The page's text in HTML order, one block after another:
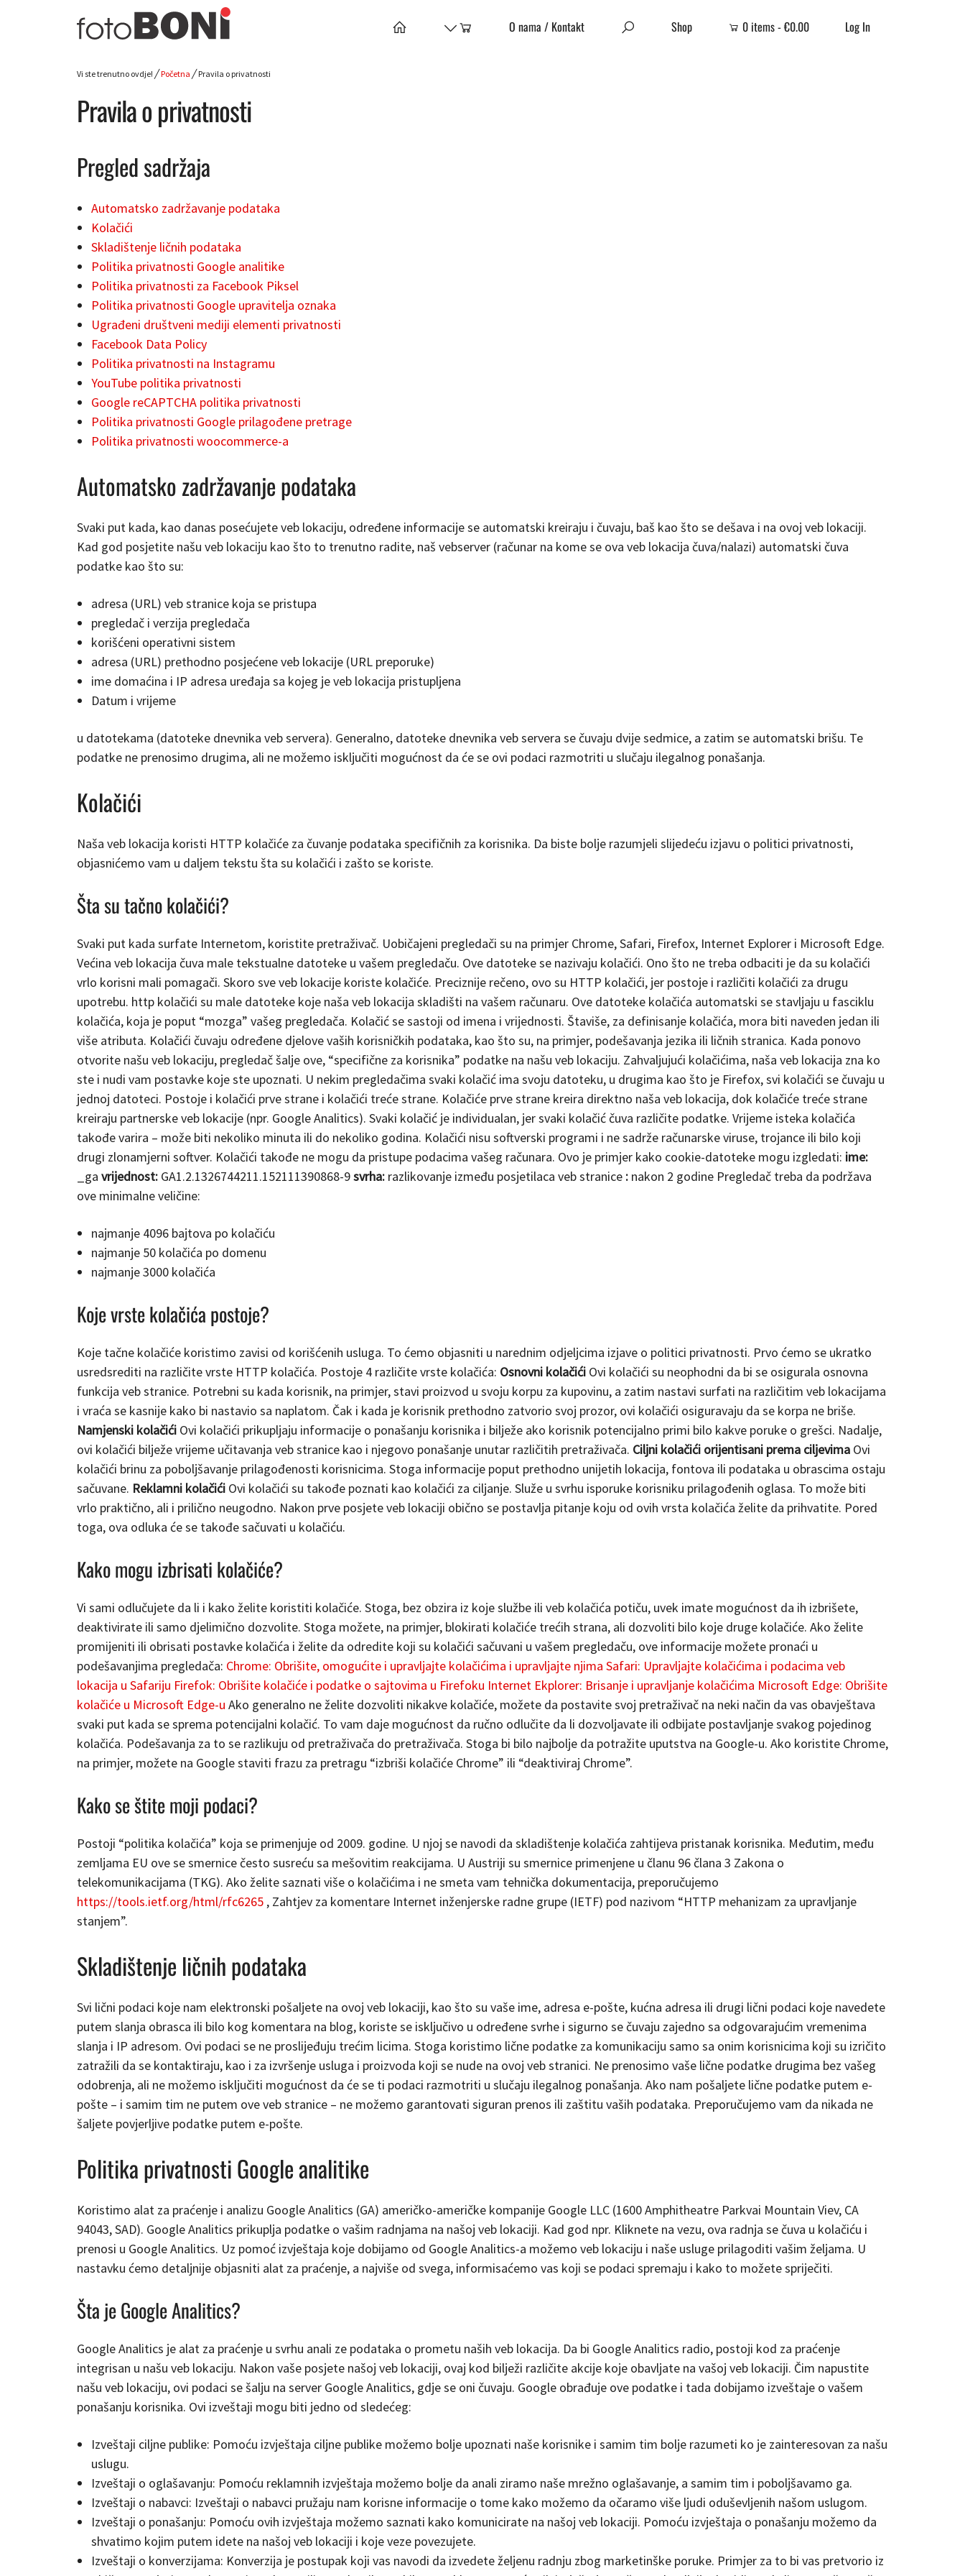
O nama / Kontakt Shop 0 items -€0.00 Log In
Vi ste trenutno ovdje! ╱Početna ╱ Pravila o privatnosti
Pravila o privatnosti
Pregled sadržaja
Automatsko zadržavanje podataka
Kolačići
Skladištenje ličnih podataka
Politika privatnosti Google analitike
Politika privatnosti za Facebook Piksel
Politika privatnosti Google upravitelja oznaka
Ugrađeni društveni mediji elementi privatnosti
Facebook Data Policy
Politika privatnosti na Instagramu
YouTube politika privatnosti
Google reCAPTCHA politika privatnosti
Politika privatnosti Google prilagođene pretrage
Politika privatnosti woocommerce-a
Automatsko zadržavanje podataka
Svaki put kada, kao danas posećujete veb lokaciju, određene informacije se automatski kreiraju i čuvaju, baš kao što se dešava i na ovoj veb lokaciji.
Kad god posjetite našu veb lokaciju kao što to trenutno radite, naš vebserver (računar na kome se ova veb lokacija čuva/nalazi) automatski čuva
podatke kao što su:
adresa (URL) veb stranice koja se pristupa
pregledač i verzija pregledača
korišćeni operativni sistem
adresa (URL) prethodno posjećene veb lokacije (URL preporuke)
ime domaćina i IP adresa uređaja sa kojeg je veb lokacija pristupljena
Datum i vrijeme
u datotekama (datoteke dnevnika veb servera). Generalno, datoteke dnevnika veb servera se čuvaju dvije sedmice, a zatim se automatski brišu. Te
podatke ne prenosimo drugima, ali ne možemo isključiti mogućnost da će se ovi podaci razmotriti u slučaju ilegalnog ponašanja.
Kolačići
Naša veb lokacija koristi HTTP kolačiće za čuvanje podataka specifičnih za korisnika. Da biste bolje razumjeli slijedeću izjavu o politici privatnosti,
objasnićemo vam u daljem tekstu šta su kolačići i zašto se koriste.
Šta su tačno kolačići?
Svaki put kada surfate Internetom, koristite pretraživač. Uobičajeni pregledači su na primjer Chrome, Safari, Firefox, Internet Explorer i Microsoft Edge.
Većina veb lokacija čuva male tekstualne datoteke u vašem pregledaču. Ove datoteke se nazivaju kolačići. Ono što ne treba odbaciti je da su kolačići
vrlo korisni mali pomagači. Skoro sve veb lokacije koriste kolačiće. Preciznije rečeno, ovo su HTTP kolačići, jer postoje i različiti kolačići za drugu
upotrebu. http kolačići su male datoteke koje naša veb lokacija skladišti na vašem računaru. Ove datoteke kolačića automatski se stavljaju u fasciklu
kolačića, koja je poput “mozga” vašeg pregledača. Kolačić se sastoji od imena i vrijednosti. Štaviše, za definisanje kolačića, mora biti naveden jedan ili
više atributa. Kolačići čuvaju određene djelove vaših korisničkih podataka, kao što su, na primjer, podešavanja jezika ili ličnih stranica. Kada ponovo
otvorite našu veb lokaciju, pregledač šalje ove, “specifične za korisnika” podatke na našu veb lokaciju. Zahvaljujući kolačićima, naša veb lokacija zna ko
ste i nudi vam postavke koje ste upoznati. U nekim pregledačima svaki kolačić ima svoju datoteku, u drugima kao što je Firefox, svi kolačići se čuvaju u
jednoj datoteci. Postoje i kolačići prve strane i kolačići treće strane. Kolačiće prve strane kreira direktno naša veb lokacija, dok kolačiće treće strane
kreiraju partnerske veb lokacije (npr. Google Analitics). Svaki kolačić je individualan, jer svaki kolačić čuva različite podatke. Vrijeme isteka kolačića
takođe varira – može biti nekoliko minuta ili do nekoliko godina. Kolačići nisu softverski programi i ne sadrže računarske viruse, trojance ili bilo koji
drugi zlonamjerni softver. Kolačići takođe ne mogu da pristupe podacima vašeg računara. Ovo je primjer kako cookie-datoteke mogu izgledati: ime:
_ga vrijednost: GA1.2.1326744211.152111390868-9svrha: razlikovanje između posjetilaca veb stranice : nakon 2 godine Pregledač treba da podržava
ove minimalne veličine:
najmanje 4096 bajtova po kolačiću
najmanje 50 kolačića po domenu
najmanje 3000 kolačića
Koje vrste kolačića postoje?
Koje tačne kolačiće koristimo zavisi od korišćenih usluga. To ćemo objasniti u narednim odjeljcima izjave o politici privatnosti. Prvo ćemo se ukratko
usredsrediti na različite vrste HTTP kolačića. Postoje 4 različite vrste kolačića: Osnovni kolačići Ovi kolačići su neophodni da bi se osigurala osnovna
funkcija veb stranice. Potrebni su kada korisnik, na primjer, stavi proizvod u svoju korpu za kupovinu, a zatim nastavi surfati na različitim veb lokacijama
i vraća se kasnije kako bi nastavio sa naplatom. Čak i kada je korisnik prethodno zatvorio svoj prozor, ovi kolačići osiguravaju da se korpa ne briše.
Namjenski kolačići Ovi kolačići prikupljaju informacije o ponašanju korisnika i bilježe ako korisnik potencijalno primi bilo kakve poruke o grešci. Nadalje,
ovi kolačići bilježe vrijeme učitavanja veb stranice kao i njegovo ponašanje unutar različitih pretraživača. Ciljni kolačići orijentisani prema ciljevima Ovi
kolačići brinu za poboljšavanje prilagođenosti korisnicima. Stoga informacije poput prethodno unijetih lokacija, fontova ili podataka u obrascima ostaju
sačuvane. Reklamni kolačići Ovi kolačići su takođe poznati kao kolačići za ciljanje. Služe u svrhu isporuke korisniku prilagođenih oglasa. To može biti
vrlo praktično, ali i prilično neugodno. Nakon prve posjete veb lokaciji obično se postavlja pitanje koju od ovih vrsta kolačića želite da prihvatite. Pored
toga, ova odluka će se takođe sačuvati u kolačiću.
Kako mogu izbrisati kolačiće?
Vi sami odlučujete da li i kako želite koristiti kolačiće. Stoga, bez obzira iz koje službe ili veb kolačića potiču, uvek imate mogućnost da ih izbrišete,
deaktivirate ili samo djelimično dozvolite. Stoga možete, na primjer, blokirati kolačiće trećih strana, ali dozvoliti bilo koje druge kolačiće. Ako želite
promijeniti ili obrisati postavke kolačića i želite da odredite koji su kolačići sačuvani u vašem pregledaču, ove informacije možete pronaći u
podešavanjima pregledača: Chrome: Obrišite, omogućite i upravljajte kolačićima i upravljajte njima Safari: Upravljajte kolačićima i podacima veb
lokacija u Safariju Firefok: Obrišite kolačiće i podatke o sajtovima u Firefoku Internet Ekplorer: Brisanje i upravljanje kolačićima Microsoft Edge: Obrišite
kolačiće u Microsoft Edge-u Ako generalno ne želite dozvoliti nikakve kolačiće, možete da postavite svoj pretraživač na neki način da vas obavještava
svaki put kada se sprema potencijalni kolačić. To vam daje mogućnost da ručno odlučite da li dozvoljavate ili odbijate postavljanje svakog pojedinog
kolačića. Podešavanja za to se razlikuju od pretraživača do pretraživača. Stoga bi bilo najbolje da potražite uputstva na Google-u. Ako koristite Chrome,
na primjer, možete na Google staviti frazu za pretragu “izbriši kolačiće Chrome” ili “deaktiviraj Chrome”.
Kako se štite moji podaci?
Postoji “politika kolačića” koja se primenjuje od 2009. godine. U njoj se navodi da skladištenje kolačića zahtijeva pristanak korisnika. Međutim, među
zemljama EU ove se smernice često susreću sa mešovitim reakcijama. U Austriji su smernice primenjene u članu 96 člana 3 Zakona o
telekomunikacijama (TKG). Ako želite saznati više o kolačićima i ne smeta vam tehnička dokumentacija, preporučujemo
https://tools.ietf.org/html/rfc6265 , Zahtjev za komentare Internet inženjerske radne grupe (IETF) pod nazivom “HTTP mehanizam za upravljanje
stanjem”.
Skladištenje ličnih podataka
Svi lični podaci koje nam elektronski pošaljete na ovoj veb lokaciji, kao što su vaše ime, adresa e-pošte, kućna adresa ili drugi lični podaci koje navedete
putem slanja obrasca ili bilo kog komentara na blog, koriste se isključivo u određene svrhe i sigurno se čuvaju zajedno sa odgovarajućim vremenima
slanja i IP adresom. Ovi podaci se ne proslijeđuju trećim licima. Stoga koristimo lične podatke za komunikaciju samo sa onim korisnicima koji su izričito
zatražili da se kontaktiraju, kao i za izvršenje usluga i proizvoda koji se nude na ovoj veb stranici. Ne prenosimo vaše lične podatke drugima bez vašeg
odobrenja, ali ne možemo isključiti mogućnost da će se ti podaci razmotriti u slučaju ilegalnog ponašanja. Ako nam pošaljete lične podatke putem e-
pošte – i samim tim ne putem ove veb stranice – ne možemo garantovati siguran prenos ili zaštitu vaših podataka. Preporučujemo vam da nikada ne
šaljete povjerljive podatke putem e-pošte.
Politika privatnosti Google analitike
Koristimo alat za praćenje i analizu Google Analitics (GA) američko-američke kompanije Google LLC (1600 Amphitheatre Parkvai Mountain Viev, CA
94043, SAD). Google Analitics prikuplja podatke o vašim radnjama na našoj veb lokaciji. Kad god npr. Kliknete na vezu, ova radnja se čuva u kolačiću i
prenosi u Google Analitics. Uz pomoć izvještaja koje dobijamo od Google Analitics-a možemo veb lokaciju i naše usluge prilagoditi vašim željama. U
nastavku ćemo detaljnije objasniti alat za praćenje, a najviše od svega, informisaćemo vas koji se podaci spremaju i kako to možete spriječiti.
Šta je Google Analitics?
Google Analitics je alat za praćenje u svrhu anali ze podataka o prometu naših veb lokacija. Da bi Google Analitics radio, postoji kod za praćenje
integrisan u našu veb lokaciju. Nakon vaše posjete našoj veb lokaciji, ovaj kod bilježi različite akcije koje obavljate na vašoj veb lokaciji. Čim napustite
našu veb lokaciju, ovi podaci se šalju na server Google Analitics, gdje se oni čuvaju. Google obrađuje ove podatke i tada dobijamo izveštaje o vašem
ponašanju korisnika. Ovi izveštaji mogu biti jedno od sledećeg:
Izveštaji ciljne publike: Pomoću izvještaja ciljne publike možemo bolje upoznati naše korisnike i samim tim bolje razumeti ko je zainteresovan za našu
uslugu.
Izveštaji o oglašavanju: Pomoću reklamnih izvještaja možemo bolje da anali ziramo naše mrežno oglašavanje, a samim tim i poboljšavamo ga.
Izveštaji o nabavci: Izveštaji o nabavci pružaju nam korisne informacije o tome kako možemo da očaramo više ljudi oduševljenih našom uslugom.
Izveštaji o ponašanju: Pomoću ovih izvještaja možemo saznati kako komunicirate na našoj veb lokaciji. Pomoću izvještaja o ponašanju možemo da
shvatimo kojim putem idete na našoj veb lokaciji i koje veze povezujete.
Izveštaji o konverzijama: Konverzija je postupak koji vas navodi da izvedete željenu radnju zbog marketinške poruke. Primjer za to bi vas pretvorio iz